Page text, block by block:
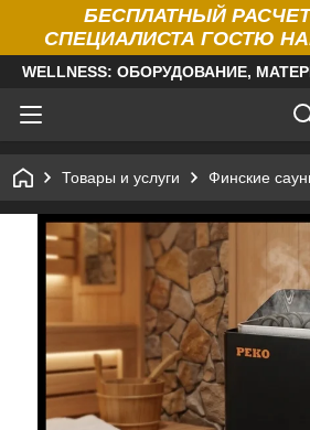
БЕСПЛАТНЫЙ
СПЕЦИАЛИСТА ГОСТЮ
WELLNESS: ОБОРУДОВАНИЕ,
Товары и услуги Финские